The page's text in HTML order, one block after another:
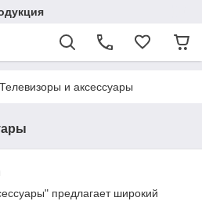
Телевизоры и аксессуары
предлагает широкий